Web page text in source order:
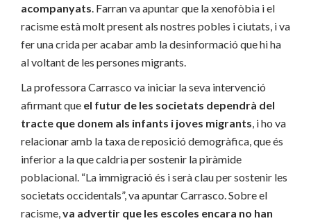
acompanyats . Farran va apuntar que la xenofòbia i el
racisme està molt present als nostres pobles i ciutats, i va
fer una crida per acabar amb la desinformació que hi ha
al voltant de les persones migrants.
La professora Carrasco va iniciar la seva intervenció
afirmant que el futur de les societats dependrà del
tracte que donem als infants i joves migrants , i ho va
relacionar amb la taxa de reposició demogràfica, que és
inferior a la que caldria per sostenir la piràmide
poblacional. “La immigració és i serà clau per sostenir les
societats occidentals”, va apuntar Carrasco. Sobre el
racisme, va advertir que les escoles encara no han